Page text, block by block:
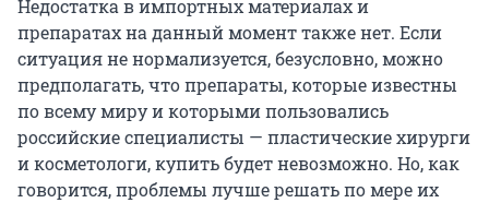
Недостатка в импортных материалах и
препаратах на данный момент также нет. Если
ситуация не нормализуется, безусловно, можно
предполагать, что препараты, которые известны
по всему миру и которыми пользовались
российские специалисты — пластические хирурги
и косметологи, купить будет невозможно. Но, как
говорится, проблемы лучше решать по мере их